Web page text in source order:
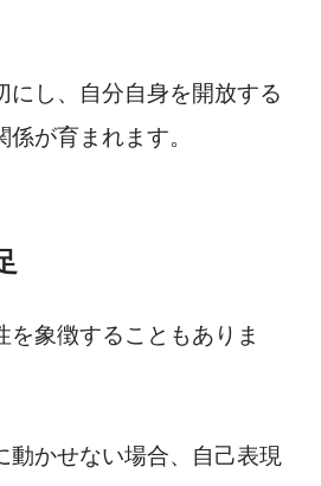
にし、自分自身を開放する
が育まれます。
を象徴することもありま
動かせない場合、自己表現